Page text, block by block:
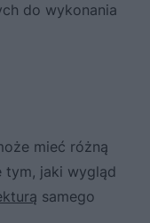
do wykonania
mieć różną
tym, jaki wygląd
samego